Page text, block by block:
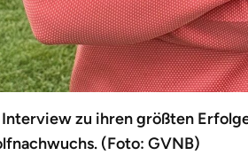
zu ihren größten
(Foto: GVNB)